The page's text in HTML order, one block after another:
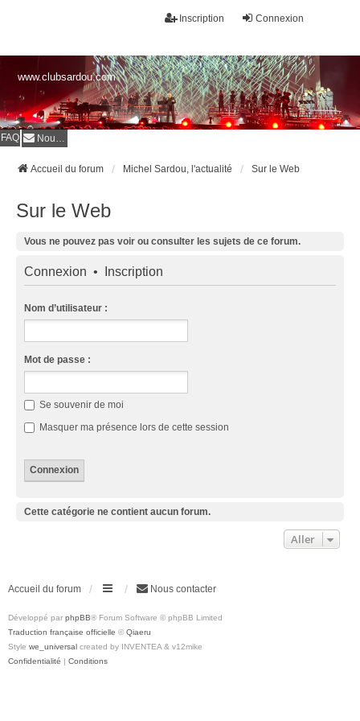
Connexion
Inscription
www.clubsardou.com
FAQ Nous contacter
Accueil du forum Michel Sardou, l'actualité Sur le Web
Sur le Web
Vous ne pouvez pas voir ou consulter les sujets de ce forum.
Connexion • Inscription
Nom d’utilisateur :
Mot de passe :
Se souvenir de moi
Masquer ma présence lors de cette session
Cette catégorie ne contient aucun forum.
Aller
Accueil du forum Nous contacter
Développé par phpBB® Forum Software © phpBB Limited
Traduction française officielle © Qiaeru
Style we_universal created by INVENTEA & v12mike
Confidentialité | Conditions